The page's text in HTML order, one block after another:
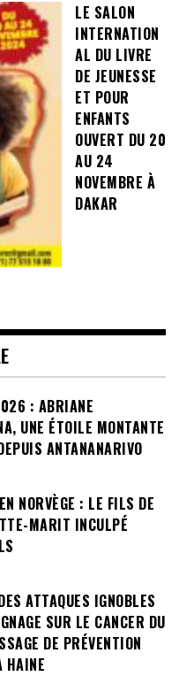
LE SALON
INTERNATION
AL DU LIVRE
DE JEUNESSE
ET POUR
ENFANTS
OUVERT DU 20
AU 24
NOVEMBRE À
DAKAR
: ABRIANE
UNE ÉTOILE MONTANTE
ANTANANARIVO
NORVÈGE : LE FILS DE
MARIT INCULPÉ
ATTAQUES IGNOBLES
SUR LE CANCER DU
DE PRÉVENTION
HAINE